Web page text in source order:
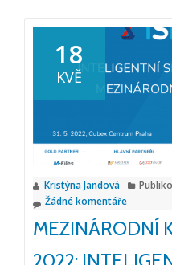
18
KVĚ
Kristýna Jandová
Žádné komentáře
MEZINÁRODNÍ
2022: